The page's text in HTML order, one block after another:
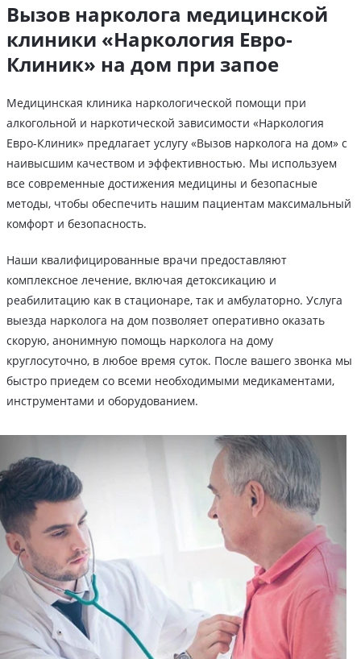
Вызов нарколога медицинской
клиники «Наркология Евро-
Клиник» на дом при запое
Медицинская клиника наркологической помощи при
алкогольной и наркотической зависимости «Наркология
Евро-Клиник» предлагает услугу «Вызов нарколога на дом» с
наивысшим качеством и эффективностью. Мы используем
все современные достижения медицины и безопасные
методы, чтобы обеспечить нашим пациентам максимальный
комфорт и безопасность.
Наши квалифицированные врачи предоставляют
комплексное лечение, включая детоксикацию и
реабилитацию как в стационаре, так и амбулаторно. Услуга
выезда нарколога на дом позволяет оперативно оказать
скорую, анонимную помощь нарколога на дому
круглосуточно, в любое время суток. После вашего звонка мы
быстро приедем со всеми необходимыми медикаментами,
инструментами и оборудованием.